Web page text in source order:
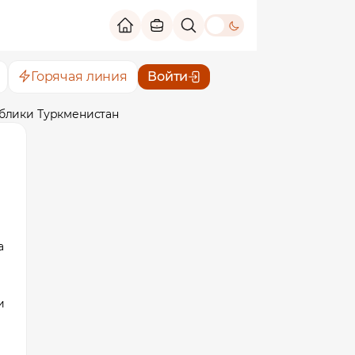
theme switch
Горячая линия Войти
Туркменистан